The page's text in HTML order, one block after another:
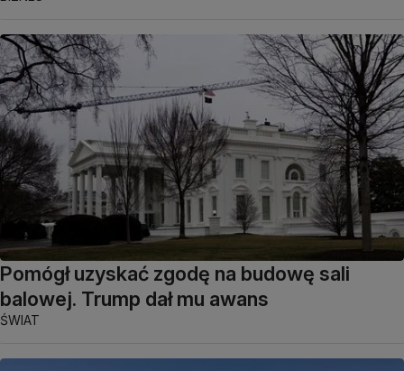
Pomógł uzyskać zgodę na budowę sali
balowej. Trump dał mu awans
ŚWIAT